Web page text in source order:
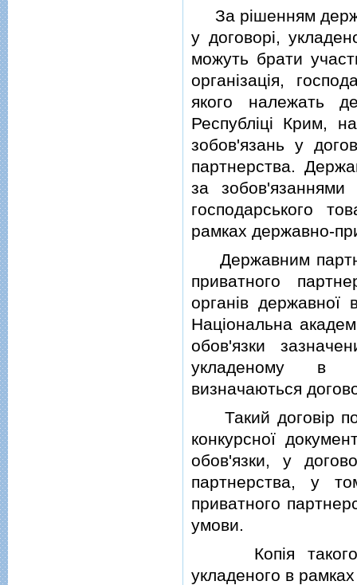
За рiшенням
у договорi,
можуть брати
органiзацiя,
якого належать
Республiцi Крим,
зобов'язань у
партнерства.
за зобов'язаннями
господарського
рамках державно-
Державним
приватного
органiв державної
Нацiональна
обов'язки
укладеному в
визначаються
Такий договiр
конкурсної
обов'язки, у
партнерства, у
приватного
умови.
Копiя такого
укладеного в